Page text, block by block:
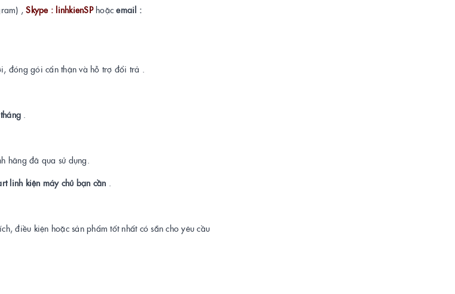
,Skype : linhkienSPhoặcemail :
đóng gói cẩn thận và hỗ trợ đổi trả .
.
hãng đã qua sử dụng.
linh kiện máy chủ bạn cần .
điều kiện hoặc sản phẩm tốt nhất có sẵn cho yêu cầu